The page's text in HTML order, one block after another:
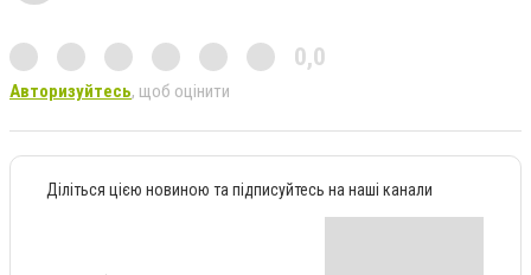
0,0
Авторизуйтесь, щоб оцінити
Діліться цією новиною та підписуйтесь на наші канали